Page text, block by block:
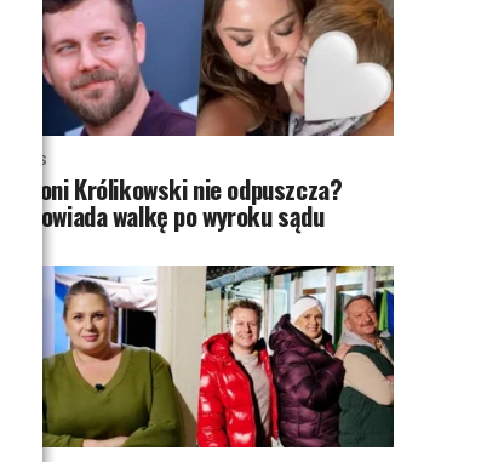
NEWS
Antoni Królikowski nie odpuszcza?
Zapowiada walkę po wyroku sądu